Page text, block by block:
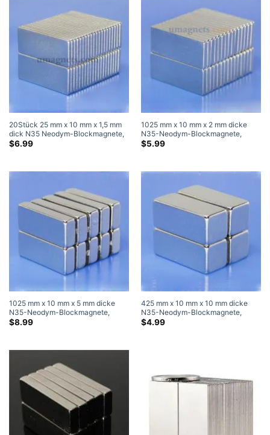
20Stück 25 mm x 10 mm x 1,5 mm
dick N35 Neodym-Blockmagnete,
superstarke Magnete
$6.99
1025 mm x 10 mm x 2 mm dicke
N35-Neodym-Blockmagnete,
superstarke Magnete
$5.99
1025 mm x 10 mm x 5 mm dicke
N35-Neodym-Blockmagnete,
superstarke Magnete
$8.99
425 mm x 10 mm x 10 mm dicke
N35-Neodym-Blockmagnete,
superstarke Magnete
$4.99